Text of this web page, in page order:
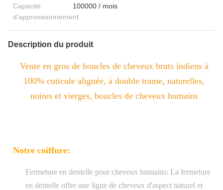
Capacité
d'approvisionnement:
100000 / mois
Description du produit
Vente en gros de boucles de cheveux bruts indiens à
100% cuticule alignée, à double trame, naturelles,
noires et vierges, boucles de cheveux humains
Notre coiffure:
Fermeture en dentelle pour cheveux humains: La fermeture
en dentelle offre une ligne de cheveux d'aspect naturel et